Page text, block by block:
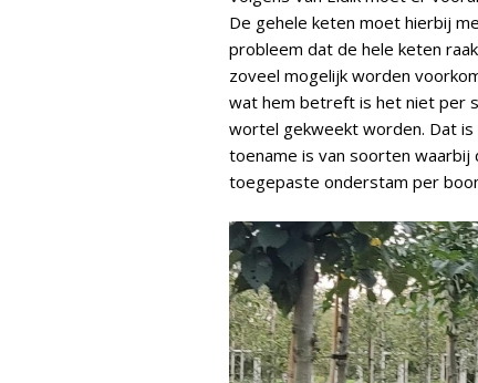
De gehele keten moet hierbij
probleem dat de hele keten
zoveel mogelijk worden
wat hem betreft is het niet per
wortel gekweekt worden. Dat is
toename is van soorten
toegepaste onderstam per